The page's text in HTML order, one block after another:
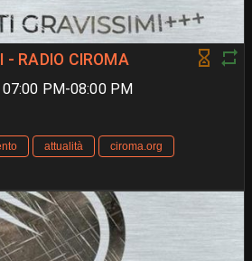
- RADIO CIROMA
PM-08:00 PM
attualità
ciroma.org